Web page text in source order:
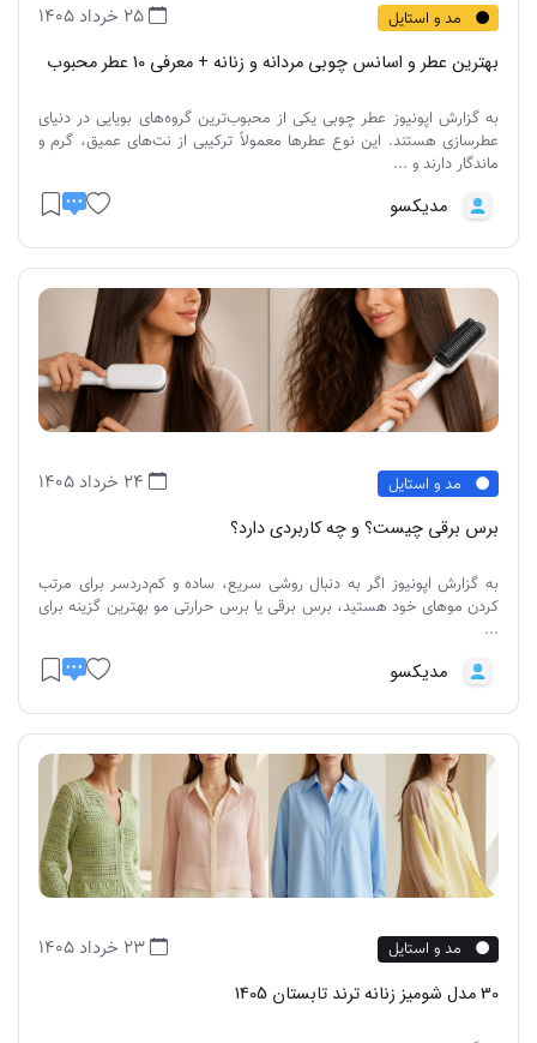
مد و استایل
بهترین عطر و اسانس چوبی مردانه و زنانه + معرفی 10 عطر محبوب
به گزارش اپونیوز عطر چوبی یکی از محبوب‌ترین گروه‌های بویایی در دنیای
عطرسازی هستند. این نوع عطرها معمولاً ترکیبی از نت‌های عمیق، گرم و
ماندگار دارند و ...
مدیکسو
مد و استایل
برس برقی چیست؟ و چه کاربردی دارد؟
به گزارش اپونیوز اگر به دنبال روشی سریع، ساده و کم‌دردسر برای مرتب
کردن موهای خود هستید، برس برقی یا برس حرارتی مو بهترین گزینه برای
...
مدیکسو
مد و استایل
30 مدل شومیز زنانه ترند تابستان 1405